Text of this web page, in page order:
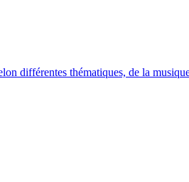
différentes thématiques, de la